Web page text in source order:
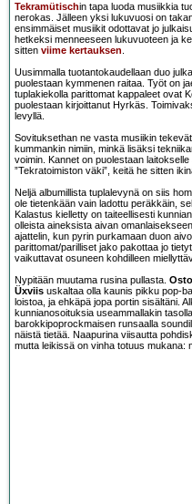
Tekramütischin tapa luoda musiikkia
nerokas. Jälleen yksi lukuvuosi on
ensimmäiset musiikit odottavat jo
hetkeksi menneeseen lukuvuoteen ja
sitten viime kertauksen.
Uusimmalla tuotantokaudellaan duo
puolestaan kymmenen raitaa. Työt on
tuplakiekolla parittomat kappaleet ovat
puolestaan kirjoittanut Hyrkäs.
levyllä.
Sovituksethan ne vasta musiikin
kummankin nimiin, minkä lisäksi
voimin. Kannet on puolestaan laitokselle
”Tekratoimiston väki”, keitä he sitten
Neljä albumillista tuplalevynä on siis
ole tietenkään vain ladottu peräkkäin,
Kalastus kielletty on taiteellisesti
olleista aineksista aivan
ajattelin, kun pyrin purkamaan duon
parittomat/parilliset jako pakottaa jo
vaikuttavat osuneen kohdilleen
Nypitään muutama rusina pullasta.
Üxviis uskaltaa olla kaunis pikku pop-
loistoa, ja ehkäpä jopa portin sisältäni.
kunnianosoituksia useammallakin
barokkipoprockmaisen runsaalla
näistä tietää. Naapurina viisautta
mutta leikissä on vinha totuus mukana: